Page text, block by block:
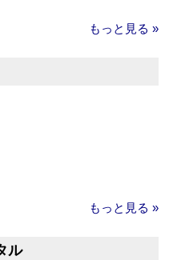
もっと見る »
もっと見る »
ル